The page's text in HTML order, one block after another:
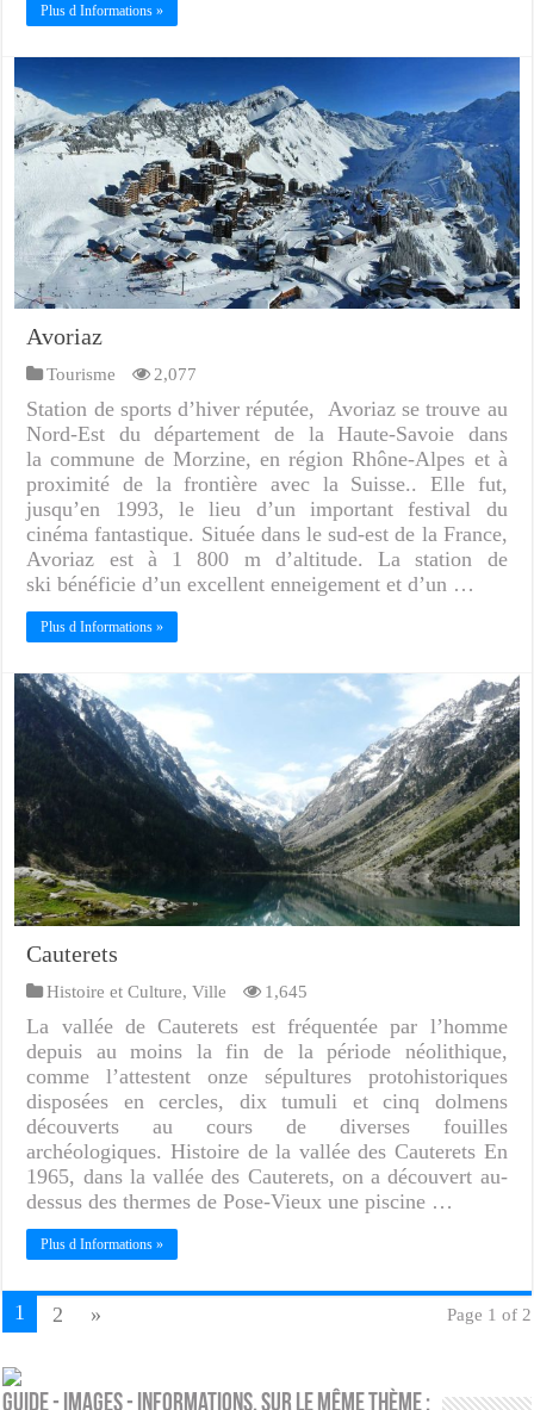
Plus d Informations »
Avoriaz
Tourisme 2,077
Station de sports d’hiver réputée, Avoriaz se trouve au
Nord-Est du département de la Haute-Savoie dans
la commune de Morzine, en région Rhône-Alpes et à
proximité de la frontière avec la Suisse.. Elle fut,
jusqu’en 1993, le lieu d’un important festival du
cinéma fantastique. Située dans le sud-est de la France,
Avoriaz est à 1 800 m d’altitude. La station de
ski bénéficie d’un excellent enneigement et d’un …
Plus d Informations »
Cauterets
Histoire et Culture,Ville 1,645
La vallée de Cauterets est fréquentée par l’homme
depuis au moins la fin de la période néolithique,
comme l’attestent onze sépultures protohistoriques
disposées en cercles, dix tumuli et cinq dolmens
découverts au cours de diverses fouilles
archéologiques. Histoire de la vallée des Cauterets En
1965, dans la vallée des Cauterets, on a découvert au-
dessus des thermes de Pose-Vieux une piscine …
Plus d Informations »
Page 1 of 2
1 2 »